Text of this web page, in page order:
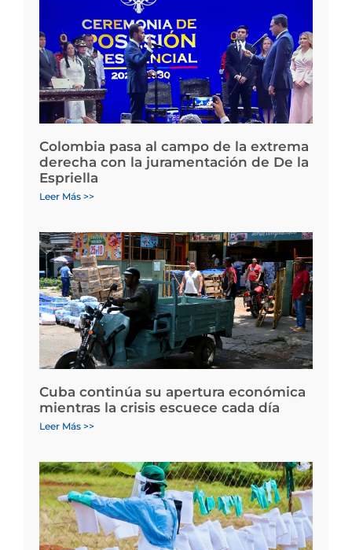
Colombia pasa al campo de la extrema
derecha con la juramentación de De la
Espriella
Leer Más >>
Cuba continúa su apertura económica
mientras la crisis escuece cada día
Leer Más >>